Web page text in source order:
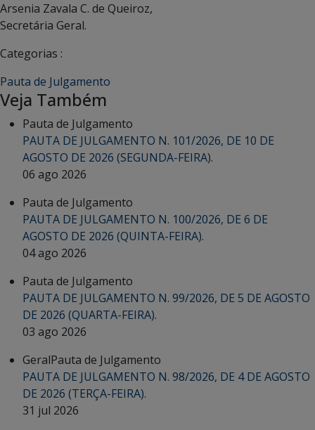
Arsenia Zavala C. de Queiroz,
Secretária Geral.
Categorias :
Pauta de Julgamento
Veja Também
Pauta de Julgamento
PAUTA DE JULGAMENTO N. 101/2026, DE 10 DE
AGOSTO DE 2026 (SEGUNDA-FEIRA).
06 ago 2026
Pauta de Julgamento
PAUTA DE JULGAMENTO N. 100/2026, DE 6 DE
AGOSTO DE 2026 (QUINTA-FEIRA).
04 ago 2026
Pauta de Julgamento
PAUTA DE JULGAMENTO N. 99/2026, DE 5 DE AGOSTO
DE 2026 (QUARTA-FEIRA).
03 ago 2026
GeralPauta de Julgamento
PAUTA DE JULGAMENTO N. 98/2026, DE 4 DE AGOSTO
DE 2026 (TERÇA-FEIRA).
31 jul 2026